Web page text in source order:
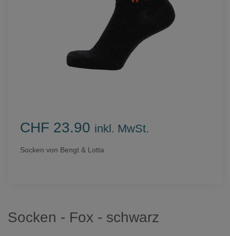
CHF 23.90 inkl. MwSt.
Socken von Bengt & Lotta
Socken - Fox - schwarz